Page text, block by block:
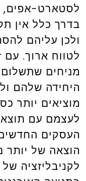
לסטארט-אפים,
בדרך כלל אין
לטווח ארוך.
היחידה שלהם
מוציאים יותר
לעצמם עם
העסקים
הוצאה של יותר
לקניבליזציה